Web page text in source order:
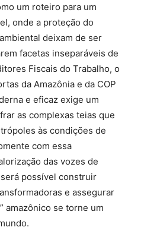
um roteiro para um
onde a proteção do
deixam de ser
facetas inseparáveis de
Fiscais do Trabalho, o
da Amazônia e da COP
e eficaz exige um
as complexas teias que
às condições de
com essa
das vozes de
possível construir
e assegurar
amazônico se torne um